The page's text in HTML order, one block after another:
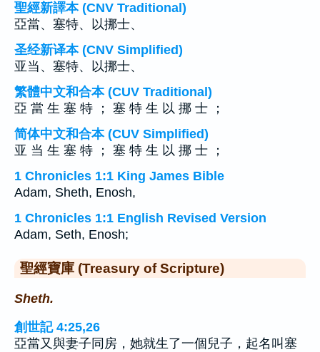
聖經新譯本 (CNV Traditional)
亞當、塞特、以挪士、
圣经新译本 (CNV Simplified)
亚当、塞特、以挪士、
繁體中文和合本 (CUV Traditional)
亞 當 生 塞 特 ； 塞 特 生 以 挪 士 ；
简体中文和合本 (CUV Simplified)
亚 当 生 塞 特 ； 塞 特 生 以 挪 士 ；
1 Chronicles 1:1 King James Bible
Adam, Sheth, Enosh,
1 Chronicles 1:1 English Revised Version
Adam, Seth, Enosh;
聖經寶庫 (Treasury of Scripture)
Sheth.
創世記 4:25,26
亞當又與妻子同房，她就生了一個兒子，起名叫塞